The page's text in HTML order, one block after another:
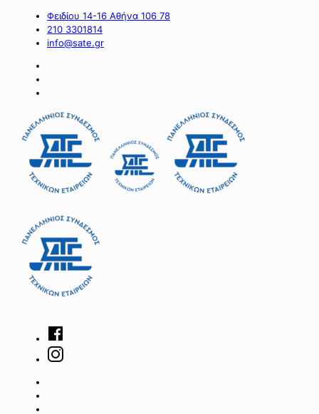
Φειδίου 14-16 Αθήνα 106 78
210 3301814
info@sate.gr